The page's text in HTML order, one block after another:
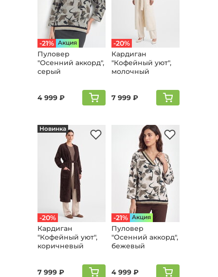
-21% Aкция
Пуловер
"Осенний аккорд",
серый
4 999 ₽
-20%
Кардиган
"Кофейный уют",
молочный
7 999 ₽
-20%
Новинка
Кардиган
"Кофейный уют",
коричневый
7 999 ₽
-21% Aкция
Пуловер
"Осенний аккорд",
бежевый
4 999 ₽